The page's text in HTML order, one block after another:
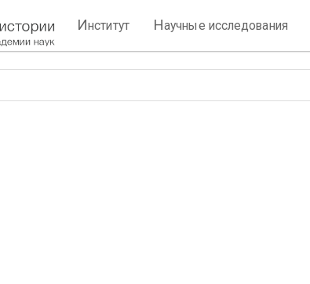
Институт Научные исследования